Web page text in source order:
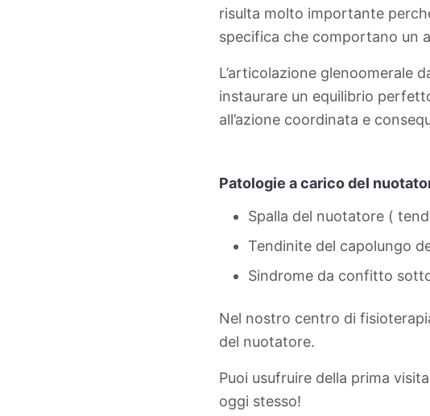
risulta molto importante
specifica che comportano un
L’articolazione glenoomerale
instaurare un equilibrio
all’azione coordinata e
Patologie a carico del
Spalla del nuotatore (
Tendinite del capolungo
Sindrome da confitto
Nel nostro centro di
del nuotatore.
Puoi usufruire della prima
oggi stesso!